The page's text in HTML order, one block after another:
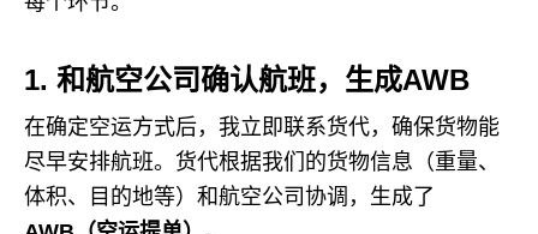
1. 和航空公司确认航班，生成AWB
在确定空运方式后，我立即联系货代，确保货物能
尽早安排航班。货代根据我们的货物信息（重量、
体积、目的地等）和航空公司协调，生成了